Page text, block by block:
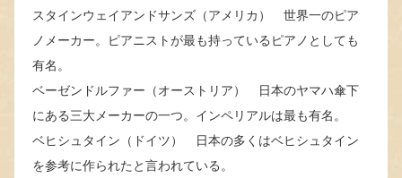
スタインウェイアンドサンズ（アメリカ） 世界一のピア
ノメーカー。ピアニストが最も持っているピアノとしても
有名。
ベーゼンドルファー（オーストリア） 日本のヤマハ傘下
にある三大メーカーの一つ。インペリアルは最も有名。
ベヒシュタイン（ドイツ） 日本の多くはベヒシュタイン
を参考に作られたと言われている。